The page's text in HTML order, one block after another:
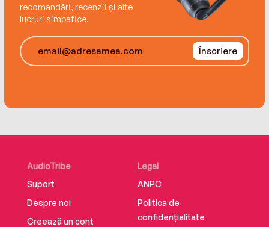
recomandări, recenzii și alte
lucruri simpatice.
Înscriere
AudioTribe
Suport
Despre noi
Creează un cont
Legal
ANPC
Politica de
confidențialitate